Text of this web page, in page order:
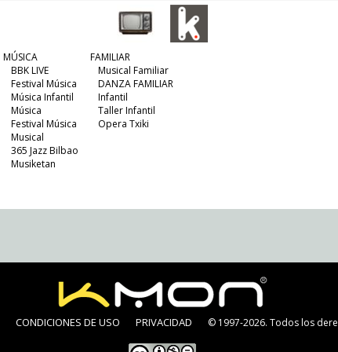
MÚSICA
BBK LIVE
Festival Música
Música Infantil
Música
Festival Música
Musical
365 Jazz Bilbao
Musiketan
FAMILIAR
Musical Familiar
DANZA FAMILIAR
Infantil
Taller Infantil
Opera Txiki
CONDICIONES DE USO PRIVACIDAD © 1997-2026. Todos los